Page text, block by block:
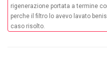
rigenerazione portata a termine
perche il filtro lo avevo lavato
caso risolto.